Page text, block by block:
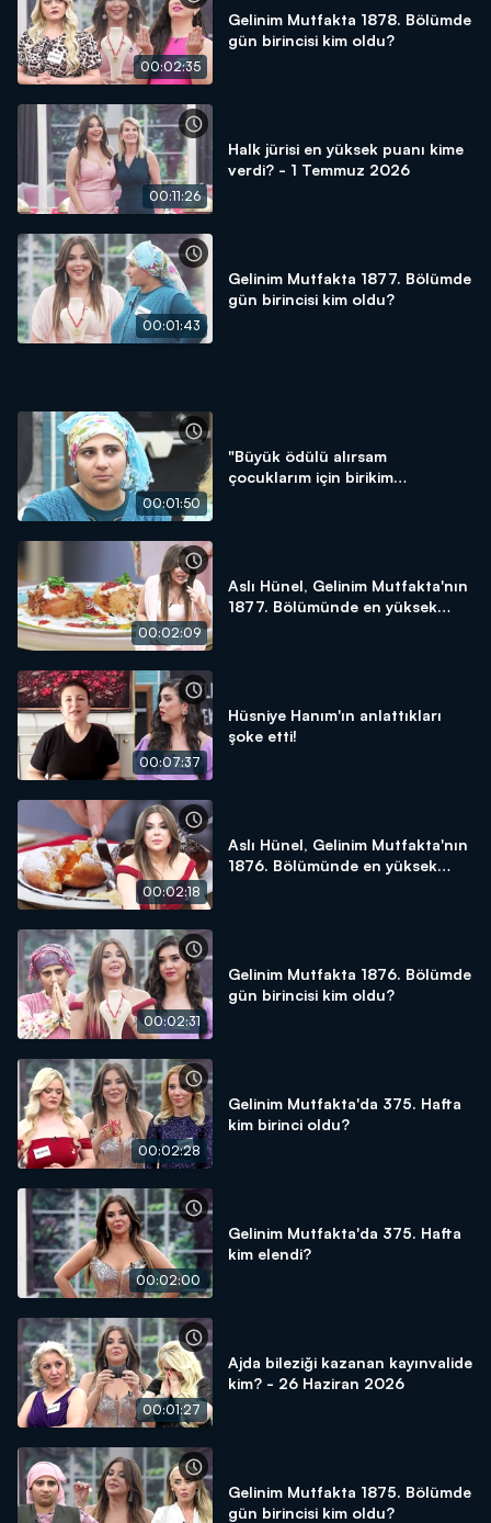
00:02:35
Gelinim Mutfakta 1878. Bölümde
gün birincisi kim oldu?
00:11:26
Halk jürisi en yüksek puanı kime
verdi? - 1 Temmuz 2026
00:01:43
Gelinim Mutfakta 1877. Bölümde
gün birincisi kim oldu?
00:01:50
"Büyük ödülü alırsam
çocuklarım için birikim
00:02:09
Aslı Hünel, Gelinim Mutfakta'nın
1877. Bölümünde en yüksek
00:07:37
Hüsniye Hanım'ın anlattıkları
şoke etti!
00:02:18
Aslı Hünel, Gelinim Mutfakta'nın
1876. Bölümünde en yüksek
00:02:31
Gelinim Mutfakta 1876. Bölümde
gün birincisi kim oldu?
00:02:28
Gelinim Mutfakta'da 375. Hafta
kim birinci oldu?
00:02:00
Gelinim Mutfakta'da 375. Hafta
kim elendi?
00:01:27
Ajda bileziği kazanan kayınvalide
kim? - 26 Haziran 2026
Gelinim Mutfakta 1875. Bölümde
gün birincisi kim oldu?